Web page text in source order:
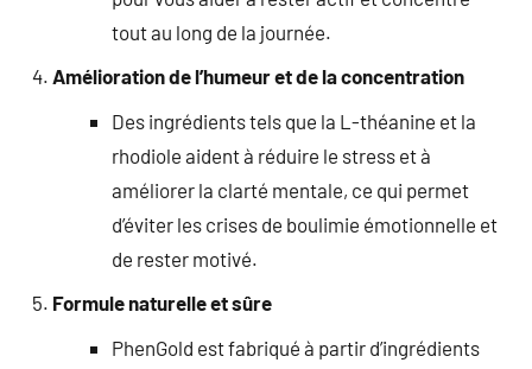
tout au long de la journée.
Amélioration de l’humeur et de la concentration
Des ingrédients tels que la L-théanine et la
rhodiole aident à réduire le stress et à
améliorer la clarté mentale, ce qui permet
d’éviter les crises de boulimie émotionnelle et
de rester motivé.
Formule naturelle et sûre
PhenGold est fabriqué à partir d’ingrédients